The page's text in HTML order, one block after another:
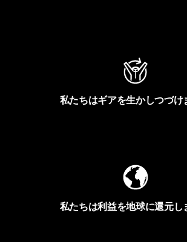
私たちはギアを生かしつづけ
私たちは利益を地球に還元し